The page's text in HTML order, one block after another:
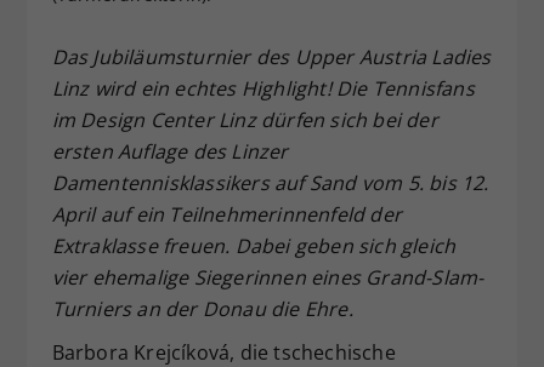
Das Jubiläumsturnier des Upper Austria Ladies
Linz wird ein echtes Highlight! Die Tennisfans
im Design Center Linz dürfen sich bei der
ersten Auflage des Linzer
Damentennisklassikers auf Sand vom 5. bis 12.
April auf ein Teilnehmerinnenfeld der
Extraklasse freuen. Dabei geben sich gleich
vier ehemalige Siegerinnen eines Grand-Slam-
Turniers an der Donau die Ehre.
Barbora Krejcíková, die tschechische
Zweck
Einstellungen. Unter anderem eine
zufällig generierte ID, für die
historische Speicherung Ihrer
Webseiten-Betreiber dies eingestellt
hat.